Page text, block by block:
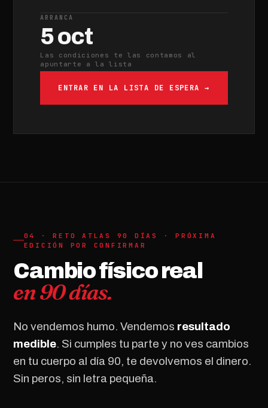
ARRANCA
5 oct
Las condiciones te las contamos al
apuntarte a la lista
ENTRAR EN LA LISTA DE ESPERA →
04 · RETO ATLAS 90 DÍAS · PRÓXIMA
EDICIÓN POR CONFIRMAR
Cambio físico real
en 90 días.
No vendemos humo. Vendemos resultado
medible. Si cumples tu parte y no ves cambios
en tu cuerpo al día 90, te devolvemos el dinero.
Sin peros, sin letra pequeña.